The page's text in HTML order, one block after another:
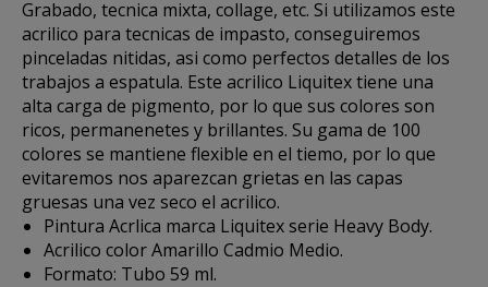
Grabado, tecnica mixta, collage, etc. Si utilizamos este
acrilico para tecnicas de impasto, conseguiremos
pinceladas nitidas, asi como perfectos detalles de los
trabajos a espatula. Este acrilico Liquitextiene una
alta carga de pigmento, por lo que sus colores son
ricos, permanenetes y brillantes. Su gama de 100
colores se mantiene flexible en el tiemo, por lo que
evitaremos nos aparezcan grietas en las capas
gruesas una vez seco el acrilico.
Pintura Acrlica marca Liquitex serie Heavy Body.
Acrilico color Amarillo Cadmio Medio.
Formato: Tubo 59 ml.